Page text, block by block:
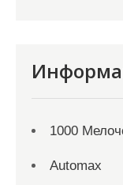
1000
Automax